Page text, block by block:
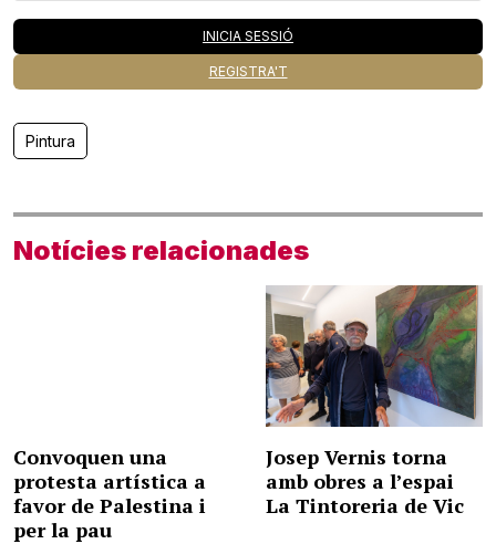
INICIA SESSIÓ
REGISTRA'T
Pintura
Notícies relacionades
Convoquen una
protesta artística a
favor de Palestina i
per la pau
Josep Vernis torna
amb obres a l’espai
La Tintoreria de Vic